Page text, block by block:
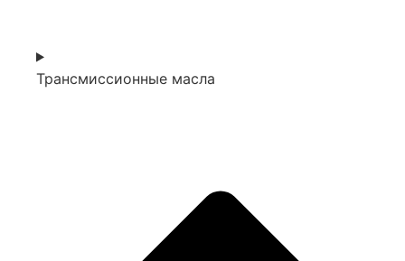
Трансмиссионные масла